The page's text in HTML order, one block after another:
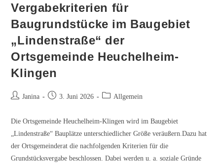
Vergabekriterien für
Baugrundstücke im Baugebiet
„Lindenstraße“ der
Ortsgemeinde Heuchelheim-
Klingen
Beitrags-
Janina
Beitrag3. Juni 2026
Beitrags-Allgemein
Die Ortsgemeinde Heuchelheim-Klingen wird im Baugebiet
„Lindenstraße“ Bauplätze unterschiedlicher Größe veräußern.Dazu hat
der Ortsgemeinderat die nachfolgenden Kriterien für die
Grundstücksvergabe beschlossen. Dabei werden u. a. soziale Gründe